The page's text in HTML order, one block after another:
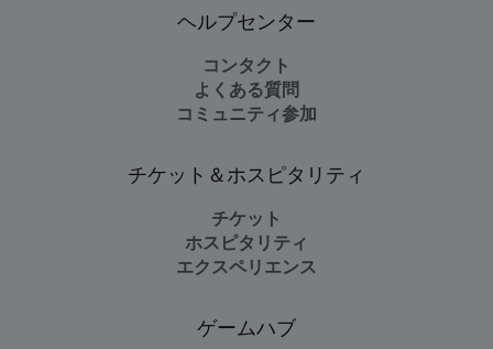
ヘルプセンター
コンタクト
よくある質問
コミュニティ参加
チケット＆ホスピタリティ
チケット
ホスピタリティ
エクスペリエンス
ゲームハブ